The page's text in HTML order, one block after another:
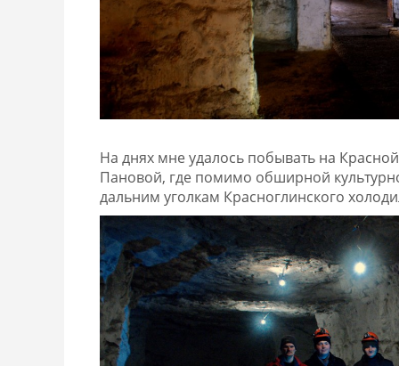
На днях мне удалось побывать на
Пановой, где помимо обширной
дальним уголкам Красноглинского